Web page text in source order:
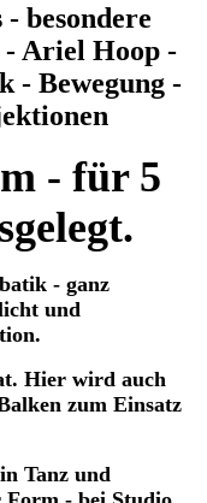
besondere
- Ariel Hoop -
- Bewegung -
- für 5
- ganz
und
Hier wird auch
zum Einsatz
Tanz und